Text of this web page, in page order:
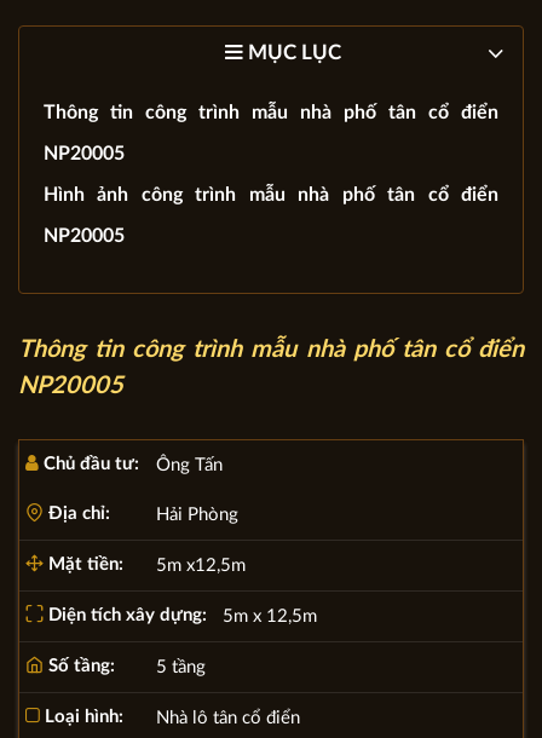
MỤC LỤC
Thông tin công trình mẫu nhà phố tân cổ điển
NP20005
Hình ảnh công trình mẫu nhà phố tân cổ điển
NP20005
Thông tin công trình mẫu nhà phố tân cổ điển
NP20005
Chủ đầu tư: Ông Tấn
Địa chỉ: Hải Phòng
Mặt tiền: 5m x12,5m
Diện tích xây dựng: 5m x 12,5m
Số tầng: 5 tầng
Loại hình: Nhà lô tân cổ điển